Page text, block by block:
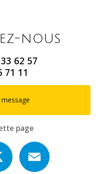
nous
62 57
71 11
page